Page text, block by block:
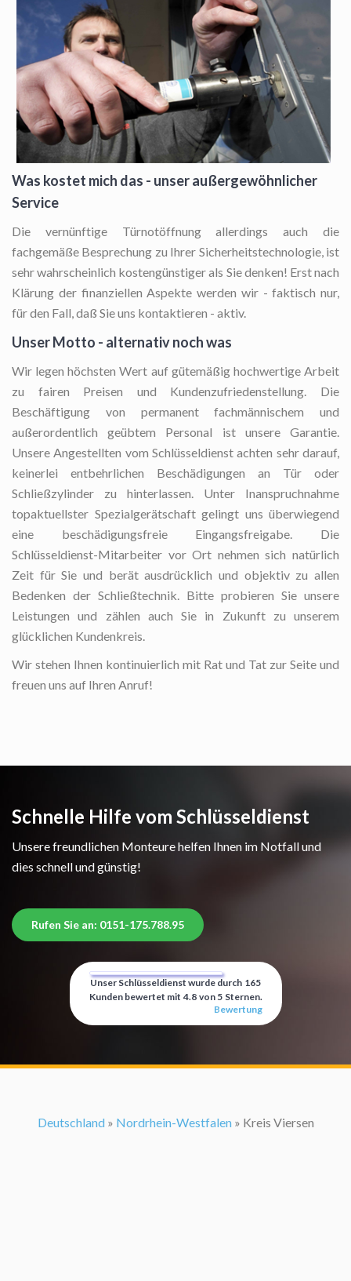
Was kostet mich das - unser außergewöhnlicher
Service
Die vernünftige Türnotöffnungallerdings auch die
fachgemäße Besprechung zu Ihrer Sicherheitstechnologie, ist
sehr wahrscheinlich kostengünstiger als Sie denken! Erst nach
Klärung der finanziellen Aspekte werden wir - faktisch nur,
für den Fall, daß Sie uns kontaktieren - aktiv.
Unser Motto - alternativ noch was
Wir legen höchsten Wert auf gütemäßig hochwertige Arbeit
zu fairen Preisen und Kundenzufriedenstellung. Die
Beschäftigung von permanent fachmännischem und
außerordentlich geübtem Personal ist unsere Garantie.
Unsere Angestellten vom Schlüsseldienst achten sehr darauf,
keinerlei entbehrlichen Beschädigungen an Tür oder
Schließzylinder zu hinterlassen. Unter Inanspruchnahme
topaktuellster Spezialgerätschaft gelingt uns überwiegend
eine beschädigungsfreie Eingangsfreigabe. Die
Schlüsseldienst-Mitarbeiter vor Ort nehmen sich natürlich
Zeit für Sie und berät ausdrücklich und objektiv zu allen
Bedenken der Schließtechnik. Bitte probieren Sie unsere
Leistungen und zählen auch Sie in Zukunft zu unserem
glücklichen Kundenkreis.
Wir stehen Ihnen kontinuierlich mit Rat und Tat zur Seite und
freuen uns auf Ihren Anruf!
Schnelle Hilfe vom Schlüsseldienst
Unsere freundlichen Monteure helfen Ihnen im Notfall und
dies schnell und günstig!
Rufen Sie an: 0151-175.788.95
Unser Schlüsseldienst wurde durch 165
Kunden bewertet mit 4.8 von 5 Sternen.
Bewertung
Deutschland» Nordrhein-Westfalen» Kreis Viersen